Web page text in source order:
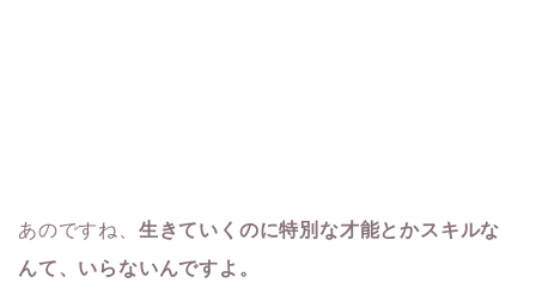
あのですね、 生きていくのに特別な才能とかスキルな
んて、いらないんですよ。